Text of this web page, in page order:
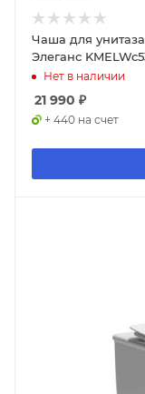
Чаша для
Элеганс
Нет в наличии
21 990 ₽
+ 440 на счет